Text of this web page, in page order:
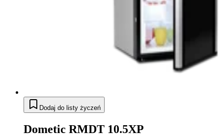
Dodaj do listy życzeń
Dometic RMDT 10.5XP